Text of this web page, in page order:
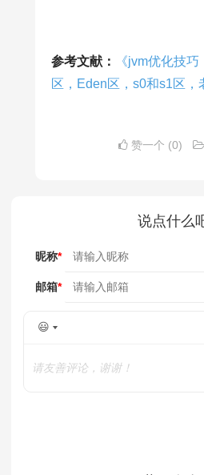
参考文献：
《jvm优化技
区，Eden区，s0和s1区，
赞一个 (0)
说点什么
昵称*
邮箱*
😃
请友善评论，谢谢！